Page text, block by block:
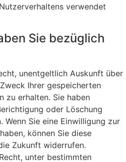
verwendet
Sie bezüglich
unentgeltlich Auskunft über
Ihrer gespeicherten
zu erhalten. Sie haben
oder Löschung
Wenn Sie eine Einwilligung zur
können Sie diese
Zukunft widerrufen.
unter bestimmten